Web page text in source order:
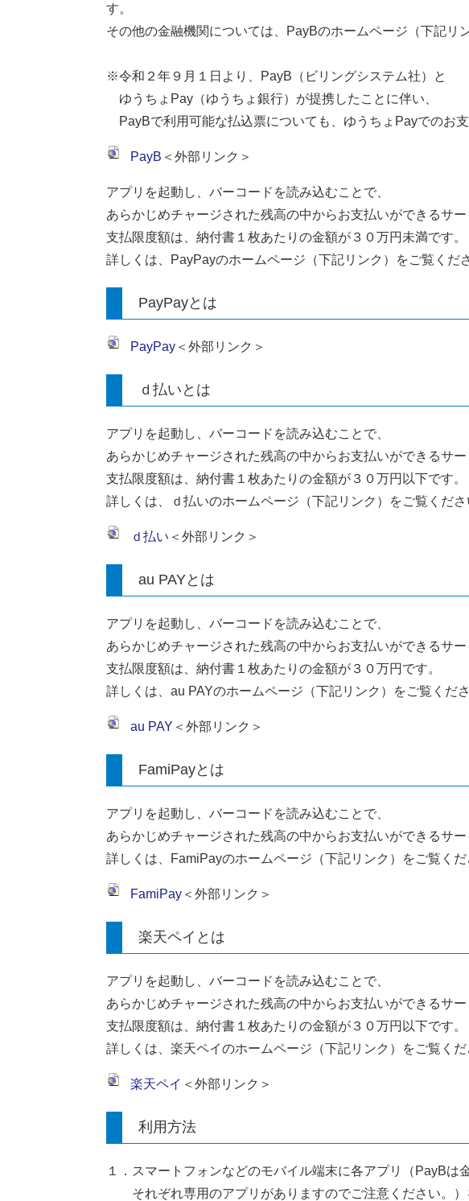
す。
その他の金融機関については、PayBのホームページ（下記リ
※令和２年９月１日より、PayB（ビリングシステム社）と
ゆうちょPay（ゆうちょ銀行）が提携したことに伴い、
PayBで利用可能な払込票についても、ゆうちょPayでのお支
PayB ＜外部リンク＞
アプリを起動し、バーコードを読み込むことで、
あらかじめチャージされた残高の中からお支払いができるサー
支払限度額は、納付書１枚あたりの金額が３０万円未満です。
詳しくは、PayPayのホームページ（下記リンク）をご覧くだ
PayPayとは
PayPay ＜外部リンク＞
ｄ払いとは
アプリを起動し、バーコードを読み込むことで、
あらかじめチャージされた残高の中からお支払いができるサー
支払限度額は、納付書１枚あたりの金額が３０万円以下です。
詳しくは、ｄ払いのホームページ（下記リンク）をご覧くださ
ｄ払い ＜外部リンク＞
au PAYとは
アプリを起動し、バーコードを読み込むことで、
あらかじめチャージされた残高の中からお支払いができるサー
支払限度額は、納付書１枚あたりの金額が３０万円です。
詳しくは、au PAYのホームページ（下記リンク）をご覧くださ
au PAY ＜外部リンク＞
FamiPayとは
アプリを起動し、バーコードを読み込むことで、
あらかじめチャージされた残高の中からお支払いができるサー
詳しくは、FamiPayのホームページ（下記リンク）をご覧くだ
FamiPay ＜外部リンク＞
楽天ペイとは
アプリを起動し、バーコードを読み込むことで、
あらかじめチャージされた残高の中からお支払いができるサー
支払限度額は、納付書１枚あたりの金額が３０万円以下です。
詳しくは、楽天ペイのホームページ（下記リンク）をご覧くだ
楽天ペイ ＜外部リンク＞
利用方法
１．スマートフォンなどのモバイル端末に各アプリ（PayBは
それぞれ専用のアプリがありますのでご注意ください。）